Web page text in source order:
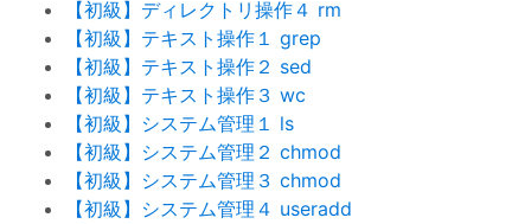
【初級】ディレクトリ操作４ rm
【初級】テキスト操作１ grep
【初級】テキスト操作２ sed
【初級】テキスト操作３ wc
【初級】システム管理１ ls
【初級】システム管理２ chmod
【初級】システム管理３ chmod
【初級】システム管理４ useradd